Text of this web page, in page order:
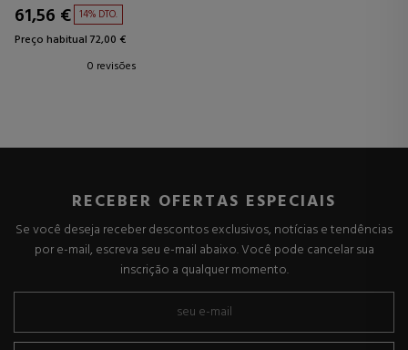
61,56 € 14% DTO.
Preço habitual 72,00 €
0 revisões
RECEBER OFERTAS ESPECIAIS
Se você deseja receber descontos exclusivos, notícias e tendências
por e-mail, escreva seu e-mail abaixo. Você pode cancelar sua
inscrição a qualquer momento.